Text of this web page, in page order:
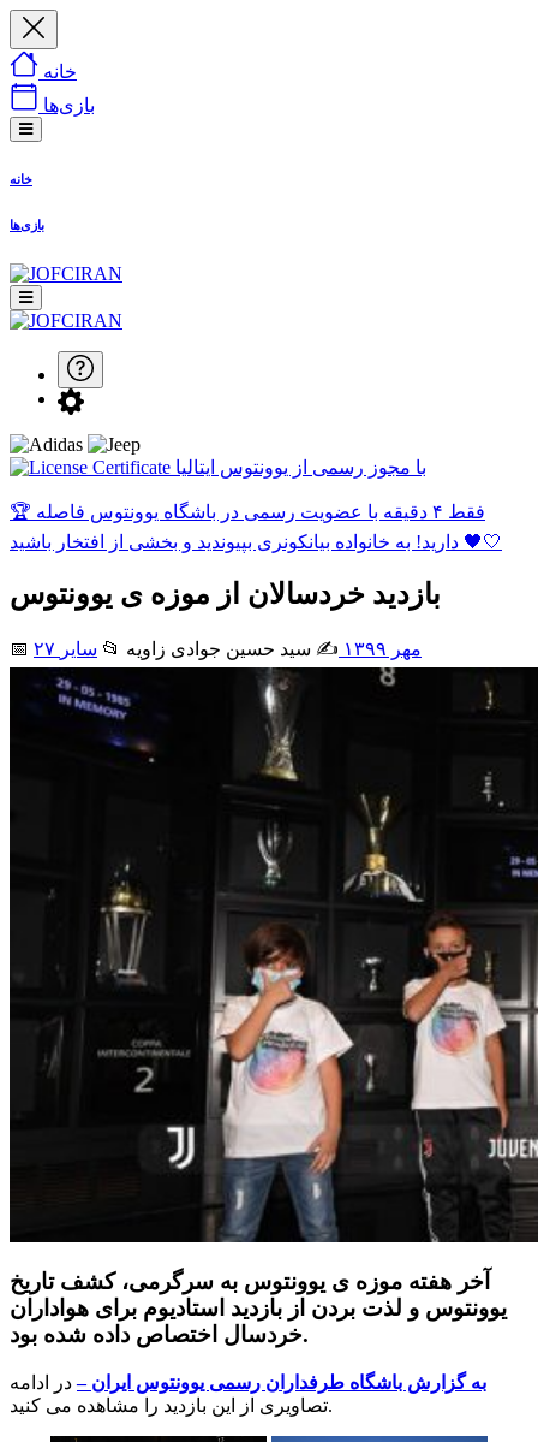
خانه
بازی‌ها
خانه
بازی‌ها
با مجوز رسمی از یوونتوس ایتالیا
🏆 فقط ۴ دقیقه با عضویت رسمی در باشگاه یوونتوس فاصله
دارید! به خانواده بیانکونری بپیوندید و بخشی از افتخار باشید 🖤🤍
بازدید خردسالان از موزه ی یوونتوس
📅 ۲۷ مهر ۱۳۹۹ ✍️ سید حسین جوادی زاويه 📂 سایر
آخر هفته موزه ی یوونتوس به سرگرمی، کشف تاریخ
یوونتوس و لذت بردن از بازدید استادیوم برای هواداران
خردسال اختصاص داده شده بود.
به گزارش باشگاه طرفداران رسمی یوونتوس ایران –در ادامه
تصاویری از این بازدید را مشاهده می کنید.